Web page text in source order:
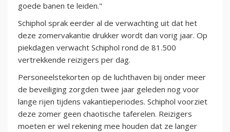
goede banen te leiden."
Schiphol sprak eerder al de verwachting uit dat het
deze zomervakantie drukker wordt dan vorig jaar. Op
piekdagen verwacht Schiphol rond de 81.500
vertrekkende reizigers per dag.
Personeelstekorten op de luchthaven bij onder meer
de beveiliging zorgden twee jaar geleden nog voor
lange rijen tijdens vakantieperiodes. Schiphol voorziet
deze zomer geen chaotische taferelen. Reizigers
moeten er wel rekening mee houden dat ze langer